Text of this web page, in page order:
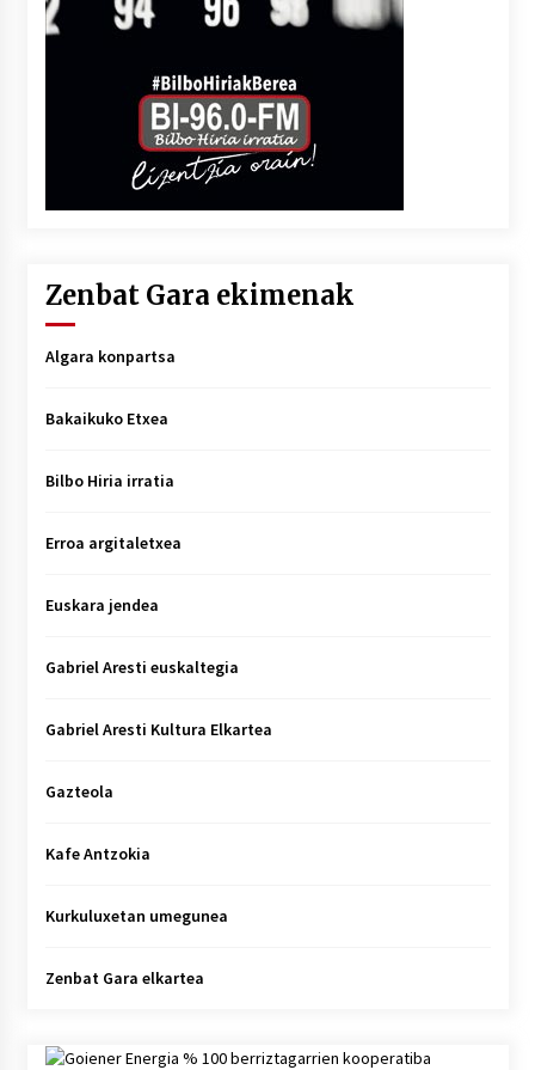
Zenbat Gara ekimenak
Algara konpartsa
Bakaikuko Etxea
Bilbo Hiria irratia
Erroa argitaletxea
Euskara jendea
Gabriel Aresti euskaltegia
Gabriel Aresti Kultura Elkartea
Gazteola
Kafe Antzokia
Kurkuluxetan umegunea
Zenbat Gara elkartea